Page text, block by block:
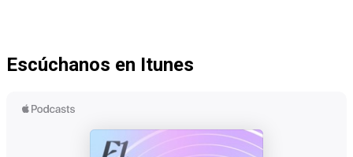
Escúchanos en Itunes